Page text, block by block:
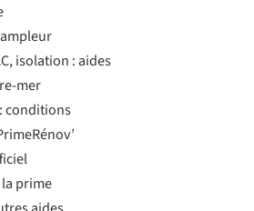
isolation : aides
mer
conditions
prime